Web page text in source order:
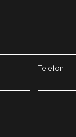
Telefon